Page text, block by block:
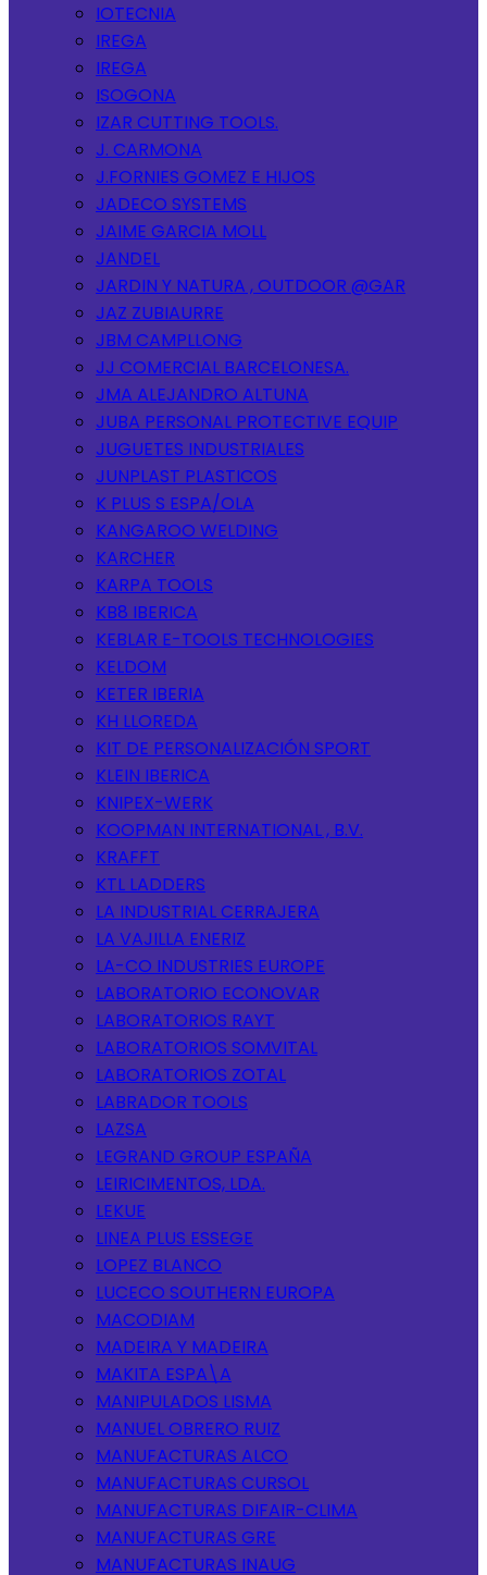
IOTECNIA
IREGA
IREGA
ISOGONA
IZAR CUTTING TOOLS.
J. CARMONA
J.FORNIES GOMEZ E HIJOS
JADECO SYSTEMS
JAIME GARCIA MOLL
JANDEL
JARDIN Y NATURA , OUTDOOR @GAR
JAZ ZUBIAURRE
JBM CAMPLLONG
JJ COMERCIAL BARCELONESA.
JMA ALEJANDRO ALTUNA
JUBA PERSONAL PROTECTIVE EQUIP
JUGUETES INDUSTRIALES
JUNPLAST PLASTICOS
K PLUS S ESPA/OLA
KANGAROO WELDING
KARCHER
KARPA TOOLS
KB8 IBERICA
KEBLAR E-TOOLS TECHNOLOGIES
KELDOM
KETER IBERIA
KH LLOREDA
KIT DE PERSONALIZACIÓN SPORT
KLEIN IBERICA
KNIPEX-WERK
KOOPMAN INTERNATIONAL , B.V.
KRAFFT
KTL LADDERS
LA INDUSTRIAL CERRAJERA
LA VAJILLA ENERIZ
LA-CO INDUSTRIES EUROPE
LABORATORIO ECONOVAR
LABORATORIOS RAYT
LABORATORIOS SOMVITAL
LABORATORIOS ZOTAL
LABRADOR TOOLS
LAZSA
LEGRAND GROUP ESPAÑA
LEIRICIMENTOS, LDA.
LEKUE
LINEA PLUS ESSEGE
LOPEZ BLANCO
LUCECO SOUTHERN EUROPA
MACODIAM
MADEIRA Y MADEIRA
MAKITA ESPA\A
MANIPULADOS LISMA
MANUEL OBRERO RUIZ
MANUFACTURAS ALCO
MANUFACTURAS CURSOL
MANUFACTURAS DIFAIR-CLIMA
MANUFACTURAS GRE
MANUFACTURAS INAUG